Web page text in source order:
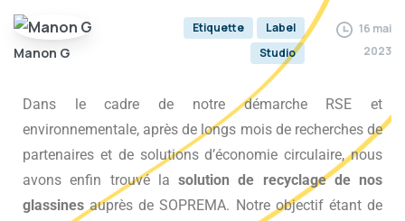
Manon G
Etiquette
Label
Studio
16 mai
2023
Dans le cadre de notre démarche RSE et
environnementale, après de longs mois de recherches de
partenaires et de solutions d’économie circulaire, nous
avons enfin trouvé la solution de recyclage de nos
glassinesauprès de SOPREMA. Notre objectif étant de